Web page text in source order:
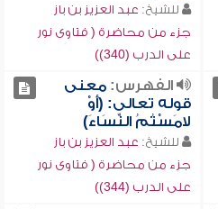
للشيخ: عبد العزيز بن باز
جزء من محاضرة ( فتاوى نور
على الدرب (340))
الفهرس:معنى
قوله تعالى: (أَوْ
لامَسْتُمُ النِّسَاءَ)
للشيخ: عبد العزيز بن باز
جزء من محاضرة ( فتاوى نور
على الدرب (344))